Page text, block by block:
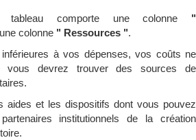
tableau comporte une colonne "
colonne " Ressources ".
à vos dépenses, vos coûts ne
vous devrez trouver des sources de
aides et les dispositifs dont vous pouvez
institutionnels de la création